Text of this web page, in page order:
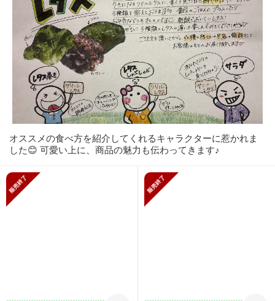
オススメの食べ方を紹介してくれるキャラクターに惹かれま
した😊 可愛い上に、商品の魅力も伝わってきます♪